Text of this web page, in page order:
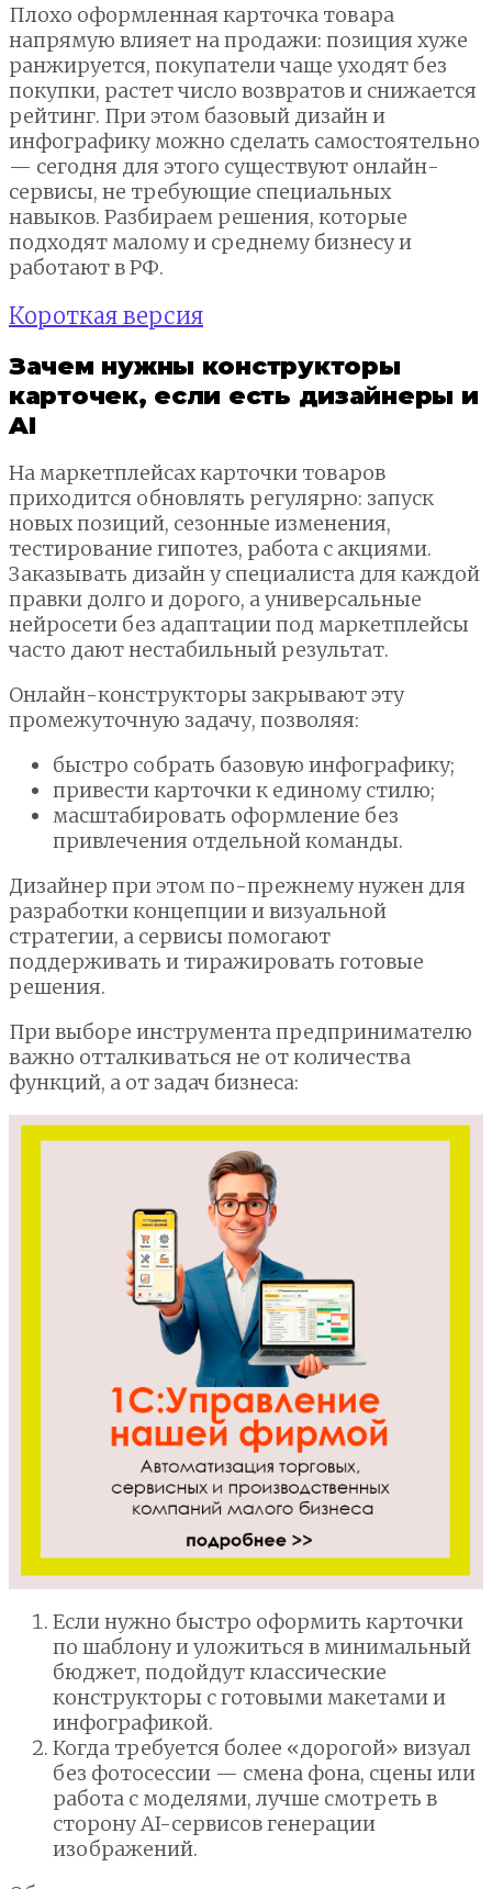
Плохо оформленная карточка товара
напрямую влияет на продажи: позиция хуже
ранжируется, покупатели чаще уходят без
покупки, растет число возвратов и снижается
рейтинг. При этом базовый дизайн и
инфографику можно сделать самостоятельно
— сегодня для этого существуют онлайн-
сервисы, не требующие специальных
навыков. Разбираем решения, которые
подходят малому и среднему бизнесу и
работают в РФ.
Короткая версия
Зачем нужны конструкторы
карточек, если есть дизайнеры и
AI
На маркетплейсах карточки товаров
приходится обновлять регулярно: запуск
новых позиций, сезонные изменения,
тестирование гипотез, работа с акциями.
Заказывать дизайн у специалиста для каждой
правки долго и дорого, а универсальные
нейросети без адаптации под маркетплейсы
часто дают нестабильный результат.
Онлайн-конструкторы закрывают эту
промежуточную задачу, позволяя:
быстро собрать базовую инфографику;
привести карточки к единому стилю;
масштабировать оформление без
привлечения отдельной команды.
Дизайнер при этом по-прежнему нужен для
разработки концепции и визуальной
стратегии, а сервисы помогают
поддерживать и тиражировать готовые
решения.
При выборе инструмента предпринимателю
важно отталкиваться не от количества
функций, а от задач бизнеса:
Если нужно быстро оформить карточки
по шаблону и уложиться в минимальный
бюджет, подойдут классические
конструкторы с готовыми макетами и
инфографикой.
Когда требуется более «дорогой» визуал
без фотосессии — смена фона, сцены или
работа с моделями, лучше смотреть в
сторону AI-сервисов генерации
изображений.